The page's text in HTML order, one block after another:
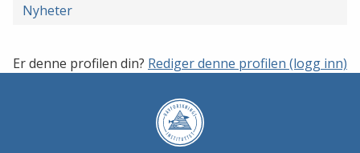
Nyheter
Er denne profilen din? Rediger denne profilen (logg inn)